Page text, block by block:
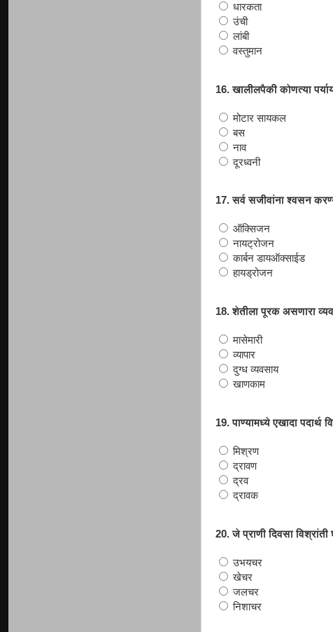
धारकता
उंची
लांबी
वस्तुमान
16. खालीलपैकी कोणत्या
मोटार सायकल
बस
नाव
दूरध्वनी
17. सर्व सजीवांना श्वसन
ऑक्सिजन
नायट्रोजन
कार्बन डायऑक्साईड
हायड्रोजन
18. शेतीला पूरक असणारा
मासेमारी
व्यापार
दुग्ध व्यवसाय
खाणकाम
19. पाण्यामध्ये एखादा पदार्थ
मिश्रण
द्रावण
द्रव
द्रावक
20. जे प्राणी दिवसा
उभयचर
खेचर
जलचर
निशाचर